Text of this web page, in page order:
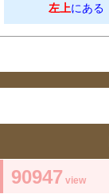
左上にある
90947 view